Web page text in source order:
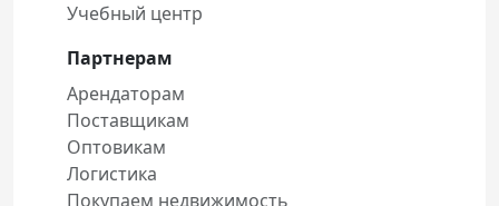
Учебный центр
Партнерам
Арендаторам
Поставщикам
Оптовикам
Логистика
Покупаем недвижимость